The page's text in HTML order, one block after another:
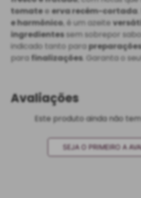
tomateeerva recém-cortada
e harmônico, é um azeite
ingredientessem sobrepor
indicado tanto para
parafinalizações. Garanta o
Avaliações
Este produto ainda não
SEJA O PRIMEIRO A